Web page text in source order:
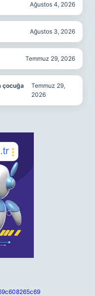
Ağustos 4, 2026
Ağustos 3, 2026
Temmuz 29, 2026
çocuğa
Temmuz 29,
2026